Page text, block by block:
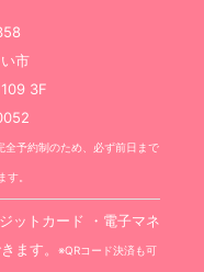
市
3F
予約制のため、必ず前日まで
す。
ットカード ・電子マネ
ます。
※QRコード決済も可